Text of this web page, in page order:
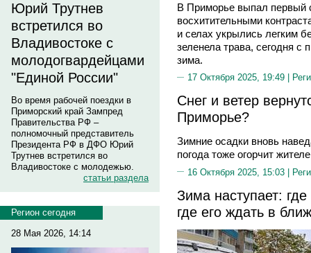
Юрий Трутнев
встретился во
Владивостоке с
молодогвардейцами
"Единой России"
Во время рабочей поездки в
Приморский край Зампред
Правительства РФ –
полномочный представитель
Президента РФ в ДФО Юрий
Трутнев встретился во
Владивостоке с молодежью.
статьи раздела
Регион сегодня
28 Мая 2026, 14:14
В Приморье выпал первый
восхитительными
и селах укрылись легким
зеленела трава, сегодня с
зима.
17 Октября 2025, 19:49 |
Снег и ветер
Приморье?
Зимние осадки вновь
погода тоже огорчит
16 Октября 2025, 15:03 |
Зима наступает:
где его ждать в